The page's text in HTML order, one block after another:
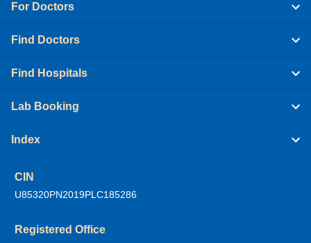
For Doctors
Find Doctors
Find Hospitals
Lab Booking
Index
CIN
U85320PN2019PLC185286
Registered Office